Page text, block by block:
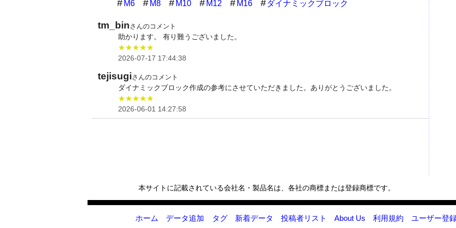
M6
M8 M10 M12 M16 ダイナミックブロック
tm_binさんのコメント
助かります。 有り難うございました。
★★★★★
2026-07-17 17:44:38
tejisugiさんのコメント
ダイナミックブロック作成の参考にさせていただきました。ありがとうございました。
★★★★★
2026-06-01 14:27:58
本サイトに記載されている会社名・製品名は、各社の商標または登録商標です。
ホーム データ追加 タグ 新着データ 投稿者リスト About Us 利用規約 ユーザー登